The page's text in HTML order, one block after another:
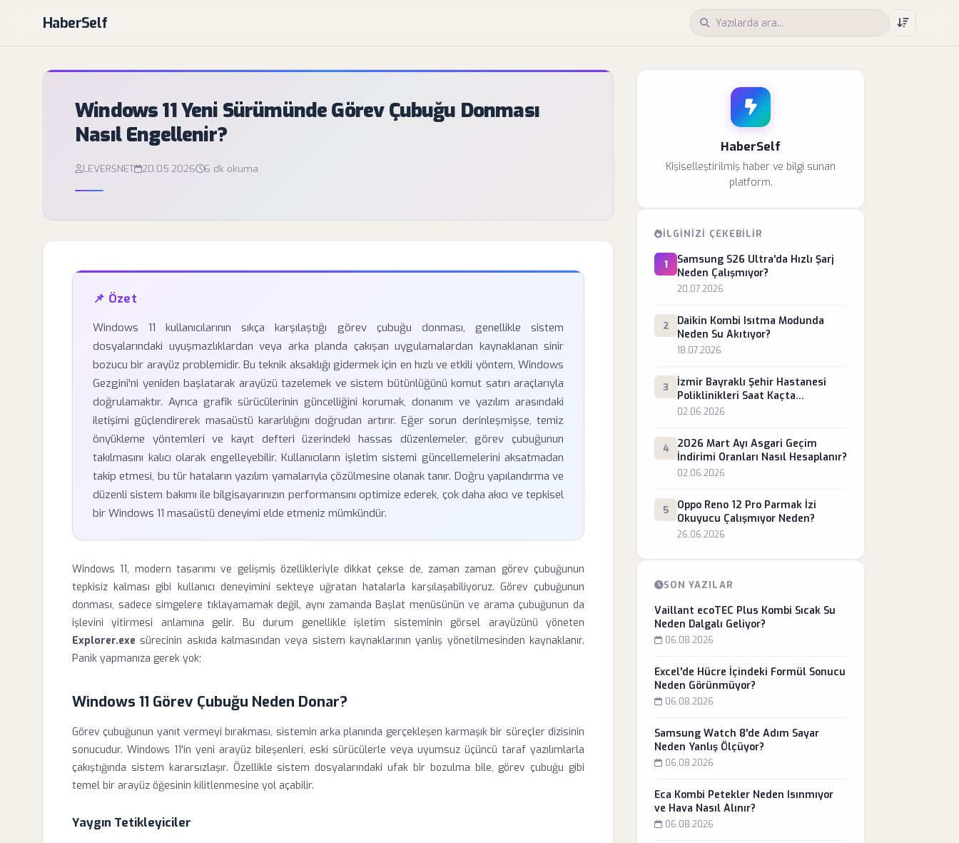
HaberSelf
Windows 11 Yeni Sürümünde Görev Çubuğu Donması
Nasıl Engellenir?
LEVERSNET 20.05.2026 6 dk okuma
📌 Özet
Windows 11 kullanıcılarının sıkça karşılaştığı görev çubuğu donması, genellikle sistem
dosyalarındaki uyuşmazlıklardan veya arka planda çakışan uygulamalardan kaynaklanan sinir
bozucu bir arayüz problemidir. Bu teknik aksaklığı gidermek için en hızlı ve etkili yöntem, Windows
Gezgini'ni yeniden başlatarak arayüzü tazelemek ve sistem bütünlüğünü komut satırı araçlarıyla
doğrulamaktır. Ayrıca grafik sürücülerinin güncelliğini korumak, donanım ve yazılım arasındaki
iletişimi güçlendirerek masaüstü kararlılığını doğrudan artırır. Eğer sorun derinleşmişse, temiz
önyükleme yöntemleri ve kayıt defteri üzerindeki hassas düzenlemeler, görev çubuğunun
takılmasını kalıcı olarak engelleyebilir. Kullanıcıların işletim sistemi güncellemelerini aksatmadan
takip etmesi, bu tür hataların yazılım yamalarıyla çözülmesine olanak tanır. Doğru yapılandırma ve
düzenli sistem bakımı ile bilgisayarınızın performansını optimize ederek, çok daha akıcı ve tepkisel
bir Windows 11 masaüstü deneyimi elde etmeniz mümkündür.
Windows 11, modern tasarımı ve gelişmiş özellikleriyle dikkat çekse de, zaman zaman görev çubuğunun
tepkisiz kalması gibi kullanıcı deneyimini sekteye uğratan hatalarla karşılaşabiliyoruz. Görev çubuğunun
donması, sadece simgelere tıklayamamak değil, aynı zamanda Başlat menüsünün ve arama çubuğunun da
işlevini yitirmesi anlamına gelir. Bu durum genellikle işletim sisteminin görsel arayüzünü yöneten
Explorer.exe sürecinin askıda kalmasından veya sistem kaynaklarının yanlış yönetilmesinden kaynaklanır.
Panik yapmanıza gerek yok;
Windows 11 Görev Çubuğu Neden Donar?
Görev çubuğunun yanıt vermeyi bırakması, sistemin arka planında gerçekleşen karmaşık bir süreçler dizisinin
sonucudur. Windows 11'in yeni arayüz bileşenleri, eski sürücülerle veya uyumsuz üçüncü taraf yazılımlarla
çakıştığında sistem kararsızlaşır. Özellikle sistem dosyalarındaki ufak bir bozulma bile, görev çubuğu gibi
temel bir arayüz öğesinin kilitlenmesine yol açabilir.
Yaygın Tetikleyiciler
HaberSelf
Kişiselleştirilmiş haber ve bilgi sunan
platform.
İLGINIZI ÇEKEBILIR
1
Samsung S26 Ultra'da Hızlı Şarj
Neden Çalışmıyor?
20.07.2026
2
Daikin Kombi Isıtma Modunda
Neden Su Akıtıyor?
18.07.2026
3
İzmir Bayraklı Şehir Hastanesi
Poliklinikleri Saat Kaçta
Kapanıyor?
02.06.2026
4
2026 Mart Ayı Asgari Geçim
İndirimi Oranları Nasıl Hesaplanır?
02.06.2026
5
Oppo Reno 12 Pro Parmak İzi
Okuyucu Çalışmıyor Neden?
26.06.2026
SON YAZILAR
Vaillant ecoTEC Plus Kombi Sıcak Su
Neden Dalgalı Geliyor?
06.08.2026
Excel'de Hücre İçindeki Formül Sonucu
Neden Görünmüyor?
06.08.2026
Samsung Watch 8'de Adım Sayar
Neden Yanlış Ölçüyor?
06.08.2026
Eca Kombi Petekler Neden Isınmıyor
ve Hava Nasıl Alınır?
06.08.2026